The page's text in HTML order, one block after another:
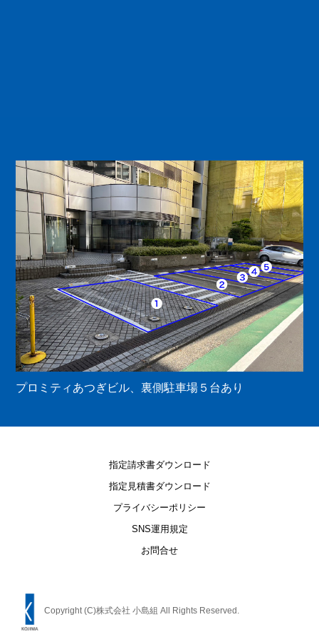
プロミティあつぎビル、裏側駐車場５台あり
指定請求書ダウンロード
指定見積書ダウンロード
プライバシーポリシー
SNS運用規定
お問合せ
Copyright (C)株式会社 小島組 All Rights Reserved.